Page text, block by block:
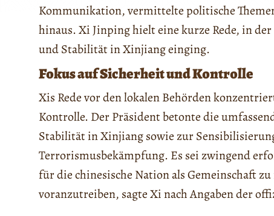
Kommunikation, vermittelte politische
hinaus. Xi Jinping hielt eine kurze Rede, in
und Stabilität in Xinjiang einging.
Fokus auf Sicherheit und Kontrolle
Xis Rede vor den lokalen Behörden
Kontrolle. Der Präsident betonte die
Stabilität in Xinjiang sowie zur
Terrorismusbekämpfung. Es sei zwingend
für die chinesische Nation als Gemeinschaft
voranzutreiben, sagte Xi nach Angaben der